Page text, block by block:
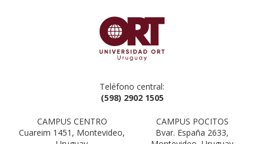
Teléfono central:
(598) 2902 1505
CAMPUS CENTRO
Cuareim 1451, Montevideo,
CAMPUS POCITOS
Bvar. España 2633,